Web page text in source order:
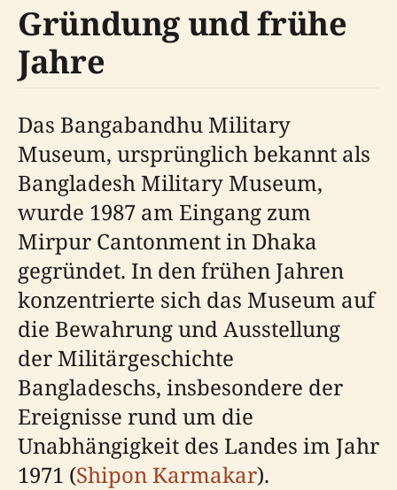
Gründung und frühe
Jahre
Das Bangabandhu Military
Museum, ursprünglich bekannt als
Bangladesh Military Museum,
wurde 1987 am Eingang zum
Mirpur Cantonment in Dhaka
gegründet. In den frühen Jahren
konzentrierte sich das Museum auf
die Bewahrung und Ausstellung
der Militärgeschichte
Bangladeschs, insbesondere der
Ereignisse rund um die
Unabhängigkeit des Landes im Jahr
1971 (Shipon Karmakar).